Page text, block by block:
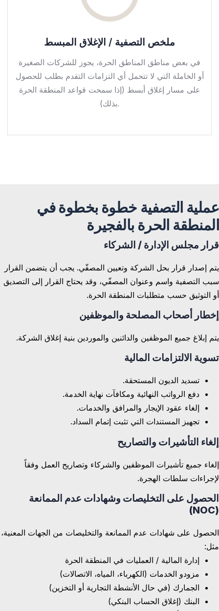
ملخص التصفية / الإغلاق المبسط
في بعض مناطق المناطق الحرة، يجوز للشركات الصغيرة
أو الخاملة التي لا تتحمل أي التزامات التقدم بطلب للحصول
على مسار إغلاق أبسط (إذا سمحت قواعد المنطقة الحرة
بذلك).
عملية التصفية خطوة بخطوة في
المنطقة الحرة بالفجيرة
قرار مجلس الإدارة / الشركاء
يتم إصدار قرار بحل الشركة وتعيين المصفّي. يجب أن يتضمن القرار
سبب التصفية واسم وعنوان المصفّي، وقد يحتاج القرار إلى التصديق
أو التوثيق حسب متطلبات المنطقة الحرة.
إخطار أصحاب المصلحة والموظفين
يتم إبلاغ جميع الموظفين والدائنين والموردين بنية إغلاق الشركة.
تسوية الالتزامات المالية
تسديد الديون المستحقة.
دفع الرواتب النهائية ومكافآت نهاية الخدمة.
إلغاء عقود الإيجار والمرافق والخدمات.
تجهيز المستندات التي تثبت إتمام السداد.
إلغاء التأشيرات والتصاريح
إلغاء جميع تأشيرات الموظفين والشركاء وتصاريح العمل وفقاً
لإجراءات سلطات الهجرة.
الحصول على التخليصات وشهادات عدم الممانعة
(NOC)
الحصول على شهادات عدم الممانعة والتخليصات من الجهات المعنية،
مثل:
إدارة المالية / العمليات في المنطقة الحرة
مزودو الخدمات (الكهرباء، المياه، الاتصالات)
الجمارك (في حال الأنشطة التجارية أو التخزين)
البنك (إغلاق الحساب البنكي)